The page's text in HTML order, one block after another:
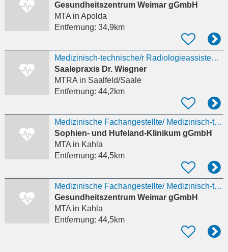
Gesundheitszentrum Weimar gGmbH
MTAin Apolda
Entfernung: 34,9km
Medizinisch-technische/r Radiologieassistent/in
Saalepraxis Dr. Wiegner
MTRAin Saalfeld/Saale
Entfernung: 44,2km
Medizinische Fachangestellte/ Medizinisch-technische Assistenten (m/w/d) für den Fachbereich
Sophien- und Hufeland-Klinikum gGmbH
MTAin Kahla
Entfernung: 44,5km
Medizinische Fachangestellte/ Medizinisch-technische Assistenten (m/w/d) für den Fachbereich
Gesundheitszentrum Weimar gGmbH
MTAin Kahla
Entfernung: 44,5km